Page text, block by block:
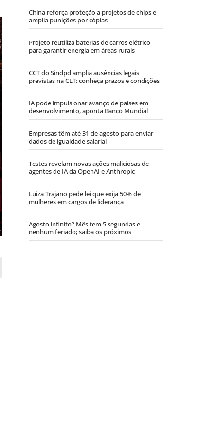
China reforça proteção a projetos de chips e
amplia punições por cópias
Projeto reutiliza baterias de carros elétrico
para garantir energia em áreas rurais
CCT do Sindpd amplia ausências legais
previstas na CLT; conheça prazos e condições
IA pode impulsionar avanço de países em
desenvolvimento, aponta Banco Mundial
Empresas têm até 31 de agosto para enviar
dados de igualdade salarial
Testes revelam novas ações maliciosas de
agentes de IA da OpenAI e Anthropic
Luiza Trajano pede lei que exija 50% de
mulheres em cargos de liderança
Agosto infinito? Mês tem 5 segundas e
nenhum feriado; saiba os próximos